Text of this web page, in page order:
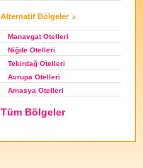
Alternatif Bölgeler
Manavgat Otelleri
Niğde Otelleri
Tekirdağ Otelleri
Avrupa Otelleri
Amasya Otelleri
Tüm Bölgeler